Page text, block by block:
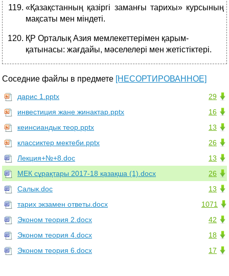
«Қазақстанның қазіргі заманғы тарихы» курсының
мақсаты мен міндеті.
ҚР Орталық Азия мемлекеттерімен қарым-
қатынасы: жағдайы, мәселелері мен жетістіктері.
Соседние файлы в предмете [НЕСОРТИРОВАННОЕ]
29
дарис 1.pptx
16
инвестиция жане жинактар.pptx
13
кеинсиандык теор.pptx
26
классиктер мектеби.pptx
13
Лекция+№+8.doc
26
МЕК сұрақтары 2017-18 қазақша (1).docx
13
Салык.doc
1071
тарих экзамен ответы.docx
42
Эконом теория 2.docx
18
Эконом теория 4.docx
17
Эконом теория 6.docx